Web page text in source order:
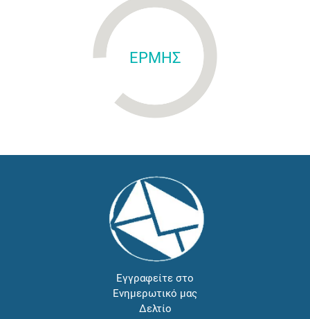
ΕΡΜΗΣ
Εγγραφείτε στο
Ενημερωτικό μας
Δελτίο